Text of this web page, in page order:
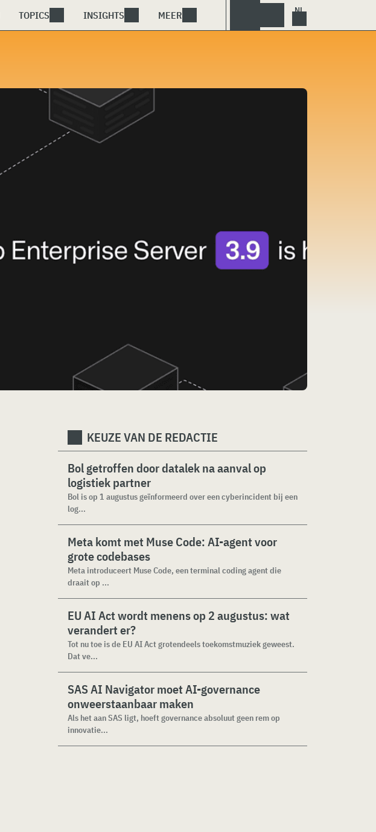
TOPICS INSIGHTS MEER
KEUZE VAN DE REDACTIE
Bol getroffen door datalek na aanval op
logistiek partner
Bol is op 1 augustus geïnformeerd over een cyberincident bij een
log...
Meta komt met Muse Code: AI-agent voor
grote codebases
Meta introduceert Muse Code, een terminal coding agent die
draait op ...
EU AI Act wordt menens op 2 augustus: wat
verandert er?
Tot nu toe is de EU AI Act grotendeels toekomstmuziek geweest.
Dat ve...
SAS AI Navigator moet AI-governance
onweerstaanbaar maken
Als het aan SAS ligt, hoeft governance absoluut geen rem op
innovatie...